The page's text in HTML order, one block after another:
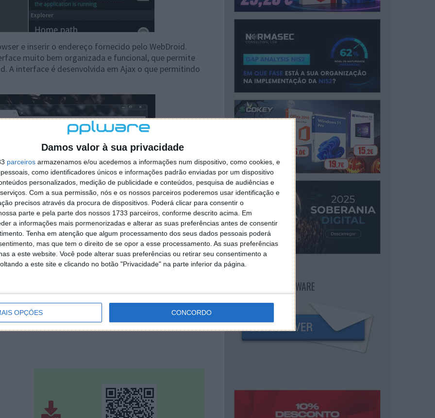
Damos valor à sua privacidade
parceiros armazenamos e/ou acedemos a informações num dispositivo, como cookies, e
como identificadores únicos e informações padrão enviadas por um dispositivo
personalizados, medição de publicidade e conteúdos, pesquisa de audiências e
Com a sua permissão, nós e os nossos parceiros poderemos usar identificação e
precisos através da procura de dispositivos. Poderá clicar para consentir o
parte e pela parte dos nossos 1733 parceiros, conforme descrito acima. Em
a informações mais pormenorizadas e alterar as suas preferências antes de consentir
Tenha em atenção que algum processamento dos seus dados pessoais poderá
mas que tem o direito de se opor a esse processamento. As suas preferências
a este website. Você pode alterar suas preferências ou retirar seu consentimento a
a este site e clicando no botão "Privacidade" na parte inferior da página.
OPÇÕES CONCORDO
e inserir o endereço fornecido pelo WebDroid.
muito bem organizada e funcional, que permite
A interface é desenvolvida em Ajax o que permitindo
para dispositivos móveis com Android. Por este
passarão a ter como base o sistema operativo da
funcionalidades disponibilizadas e simplicidade de
NEWSLETTER PPLWARE